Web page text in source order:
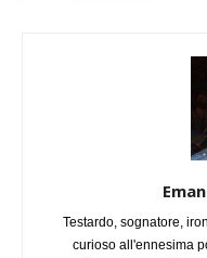
Testardo, sognatore,
curioso all'ennesima